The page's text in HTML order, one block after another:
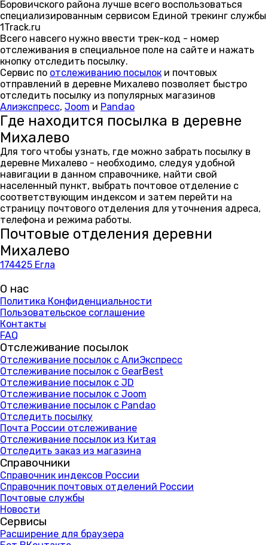
Боровичского района лучше всего воспользоваться
специализированным сервисом Единой трекинг службы
1Track.ru
Всего навсего нужно ввести трек-код - номер
отслеживания в специальное поле на сайте и нажать
кнопку отследить посылку.
Сервис по отслеживанию посылок и почтовых
отправлений в деревне Михалево позволяет быстро
отследить посылку из популярных магазинов
Алиэкспресс, Joom и Pandao
Где находится посылка в деревне
Михалево
Для того чтобы узнать, где можно забрать посылку в
деревне Михалево - необходимо, следуя удобной
навигации в данном справочнике, найти свой
населенный пункт, выбрать почтовое отделение с
соответствующим индексом и затем перейти на
страницу почтового отделения для уточнения адреса,
телефона и режима работы.
Почтовые отделения деревни
Михалево
174425 Егла
О нас
Политика Конфиденциальности
Пользовательское соглашение
Контакты
FAQ
Отслеживание посылок
Отслеживание посылок с АлиЭкспресс
Отслеживание посылок с GearBest
Отслеживание посылок с JD
Отслеживание посылок с Joom
Отслеживание посылок с Pandao
Отследить посылку
Почта России отслеживание
Отслеживание посылок из Китая
Отследить заказ из магазина
Справочники
Справочник индексов России
Справочник почтовых отделений России
Почтовые службы
Новости
Сервисы
Расширение для браузера